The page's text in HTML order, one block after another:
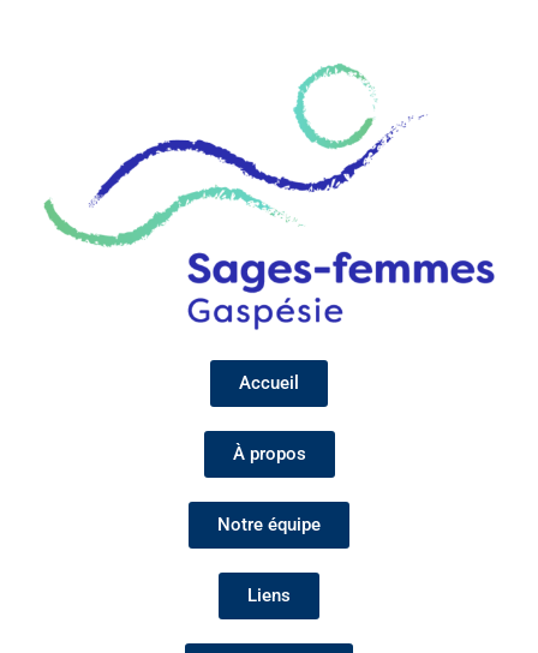
Accueil
À propos
Notre équipe
Liens